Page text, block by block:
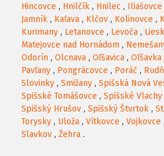
Hincovce , Hnilčík , Hnilec , Iliašovce
Jamník , Kaľava , Klčov , Kolinovce ,
Kurimany , Letanovce , Levoča ,
Matejovce nad Hornádom ,
Odorín , Olcnava , Oľšavica , Oľšavka
Pavľany , Pongrácovce , Poráč ,
Slovinky , Smižany , Spišská Nová
Spišské Tomášovce , Spišské Vlachy
Spišský Hrušov , Spišský Štvrtok ,
Torysky , Uloža , Vítkovce , Vojkovce ,
Slavkov , Žehra .